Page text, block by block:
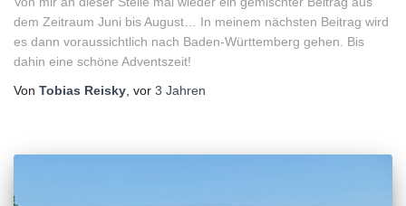
dem Zeitraum Juni bis August… In meinem nächsten Beitrag wird
es dann voraussichtlich nach Baden-Württemberg gehen. Bis
dahin eine schöne Adventszeit!
Von Tobias Reisky, vor 3 Jahren